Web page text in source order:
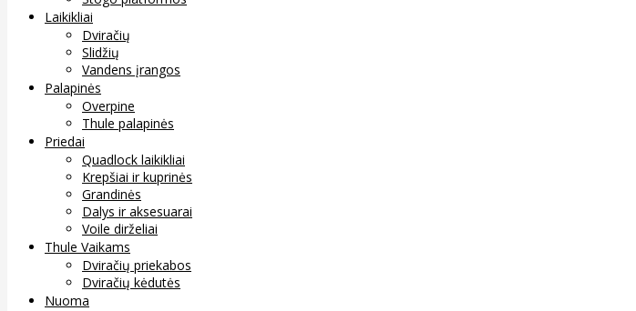
Laikikliai
Dviračių
Slidžių
Vandens įrangos
Palapinės
Overpine
Thule palapinės
Priedai
Quadlock laikikliai
Krepšiai ir kuprinės
Grandinės
Dalys ir aksesuarai
Voile dirželiai
Thule Vaikams
Dviračių priekabos
Dviračių kėdutės
Nuoma